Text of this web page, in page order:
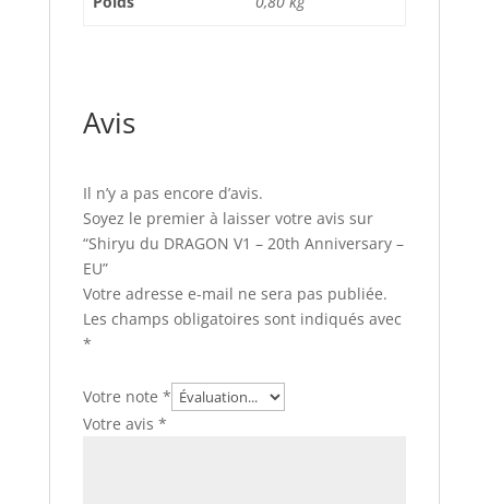
Avis
Il n’y a pas encore d’avis.
Soyez le premier à laisser votre avis sur
“Shiryu du DRAGON V1 – 20th Anniversary –
EU”
Votre adresse e-mail ne sera pas publiée.
Les champs obligatoires sont indiqués avec
*
Votre note *
Votre avis *